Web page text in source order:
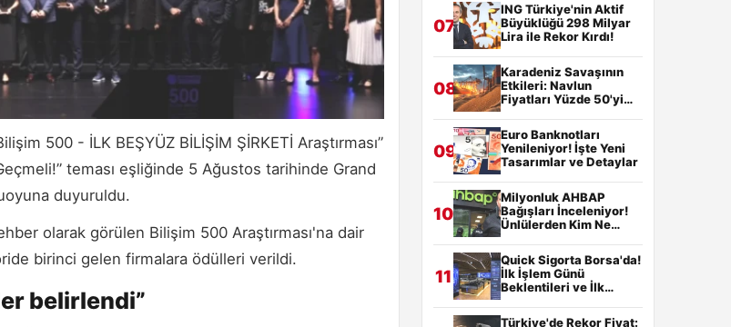
500 - İLK BEŞYÜZ BİLİŞİM ŞİRKETİ Araştırması”
teması eşliğinde 5 Ağustos tarihinde Grand
duyuruldu.
olarak görülen Bilişim 500 Araştırması'na dair
birinci gelen firmalara ödülleri verildi.
belirlendi”
07
ING Türkiye'nin Aktif
Büyüklüğü 298 Milyar
Lira ile Rekor Kırdı!
08
Karadeniz Savaşının
Etkileri: Navlun
Fiyatları Yüzde 50'yi
09
Euro Banknotları
Yenileniyor! İşte Yeni
Tasarımlar ve Detaylar
10
Milyonluk AHBAP
Bağışları İnceleniyor!
Ünlülerden Kim Ne
11
Quick Sigorta Borsa'da!
İlk İşlem Günü
Beklentileri ve İlk
Türkiye'de Rekor Fiyat: